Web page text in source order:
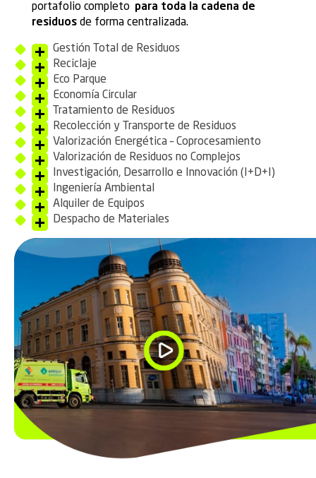
portafolio completo para toda la cadena de
residuos de forma centralizada.
Gestión Total de Residuos
Reciclaje
Eco Parque
Economía Circular
Tratamiento de Residuos
Recolección y Transporte de Residuos
Valorización Energética – Coprocesamiento
Valorización de Residuos no Complejos
Investigación, Desarrollo e Innovación (I+D+I)
Ingeniería Ambiental
Alquiler de Equipos
Despacho de Materiales